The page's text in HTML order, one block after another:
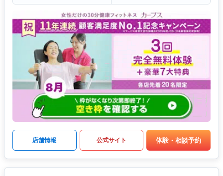
店舗情報 公式サイト 体験・相談予約